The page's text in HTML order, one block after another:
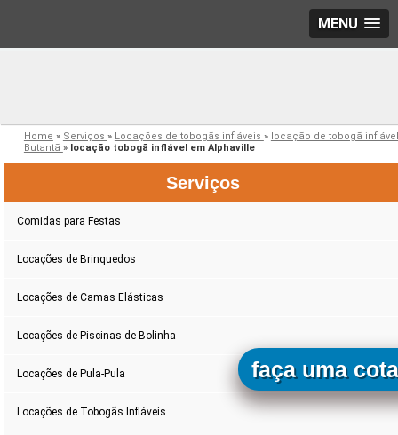
MENU
Home » Serviços » Locações de tobogãs infláveis » locação de tobogã
Butantã » locação tobogã inflável em Alphaville
Serviços
Comidas para Festas
Locações de Brinquedos
Locações de Camas Elásticas
Locações de Piscinas de Bolinha
Locações de Pula-Pula
Locações de Tobogãs Infláveis
faça uma